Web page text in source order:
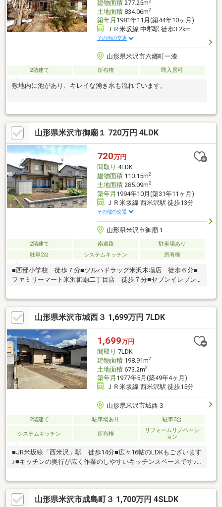
建物面積277.25m
土地面積834.06m2
築年月 1981年11月(築44年10ヶ月)
ＪＲ米坂線 中郡駅 徒歩3.2km
その他の交通
山形県米沢市六郷町一漆
2階建て 所有権 即入居可
敷地内に池があり、キレイな湧き水も流れています。
山形県米沢市御廟１ 720万円 4LDK
720万円
間取り 4LDK
建物面積110.15m2
土地面積285.09m2
築年月 1994年10月(築31年11ヶ月)
ＪＲ米坂線 西米沢駅 徒歩13分
その他の交通
山形県米沢市御廟１
2階建て 南道路
駐車場あり
駐車2台
システムキッチン 所有権
■西部小学校 徒歩７分■ツルハドラッグ米沢木場店 徒歩６分■
ファミリーマート米沢御廟二丁目店 徒歩７分■セブンイレブン
米沢城西三丁目店 徒歩８分小学校やドラッグストア、コンビ
ニ、病院、飲食店などが徒歩圏内にあり生活しやすい環境です。
「お家探し」「ご売却」は 地域密着型不動産 米沢市に強い後藤
組イエステーションにおまかせ下さい！ 株式会社後藤組HP
https://www.gto-con.co.jp/
山形県米沢市城西３ 1,699万円 7LDK
1,699万円
間取り 7LDK
建物面積198.91m2
土地面積673.2m2
築年月 1977年5月(築49年4ヶ月)
ＪＲ米坂線 西米沢駅 徒歩15分
山形県米沢市城西３
2階建て 駐車場あり 駐車3台
システムキッチン 所有権
リフォームリノベーシ
ョン
■JR米坂線「西米沢」駅 徒歩14分■広々16帖のLDKもございます
♪■キッチンの奥行が広く作業のしやすいキッチンスペースです♪■
着型不動産 米沢市に強い後藤組イエステーションにおまかせ下
さい！ 株式会社後藤組HP https://www.gto-con.co.jp/
山形県米沢市成島町３ 1,700万円 4SLDK